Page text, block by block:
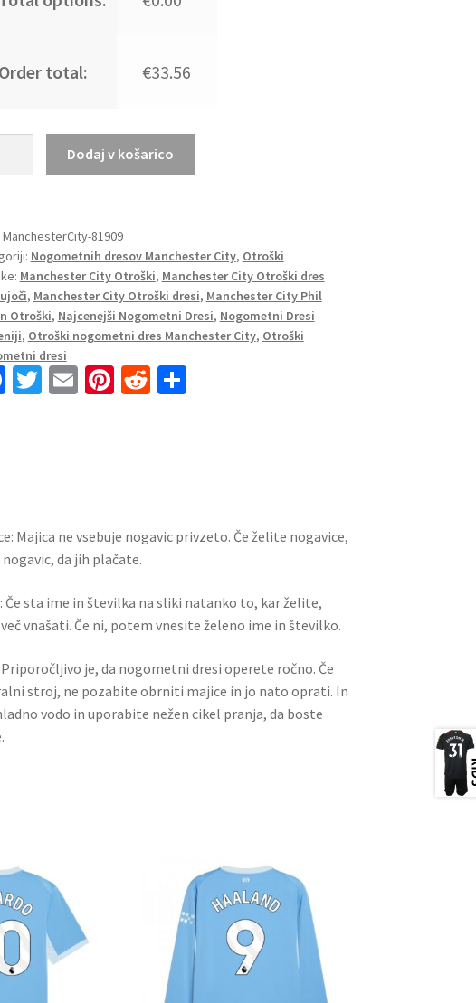
Order total: €33.56
Dodaj v košarico
ManchesterCity-81909
Nogometnih dresov Manchester City, Otroški
Manchester City Otroški, Manchester City Otroški dres
, Manchester City Otroški dresi, Manchester City Phil
Otroški, Najcenejši Nogometni Dresi, Nogometni Dresi
, Otroški nogometni dres Manchester City, Otroški
dresi
Fa
k
T E Pi R S
Majica ne vsebuje nogavic privzeto. Če želite nogavice,
da jih plačate.
Če sta ime in številka na sliki natanko to, kar želite,
vnašati. Če ni, potem vnesite želeno ime in številko.
je, da nogometni dresi operete ročno. Če
stroj, ne pozabite obrniti majice in jo nato oprati. In
vodo in uporabite nežen cikel pranja, da boste